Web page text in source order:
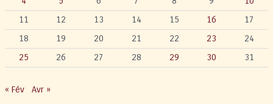
11
12 13 14 15 16
17
18
19 20 21 22 23
24
25
26 27 28 29 30 31
« Fév Avr »